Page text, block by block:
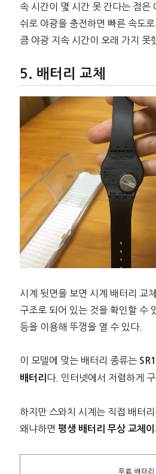
속 시간이 몇 시간 못 간다는 점은
쉬로 야광을 충전하면 빠른 속도
큼 야광 지속 시간이 오래 가지 못
배터리 교체
시계 뒷면을 보면 시계 배터리 교
구조로 되어 있는 것을 확인할 수
등을 이용해 뚜껑을 열 수 있다.
이 모델에 맞는 배터리 종류는
배터리 다. 인터넷에서 저렴하게
하지만 스와치 시계는 직접 배터
왜냐하면 평생 배터리 무상 교체